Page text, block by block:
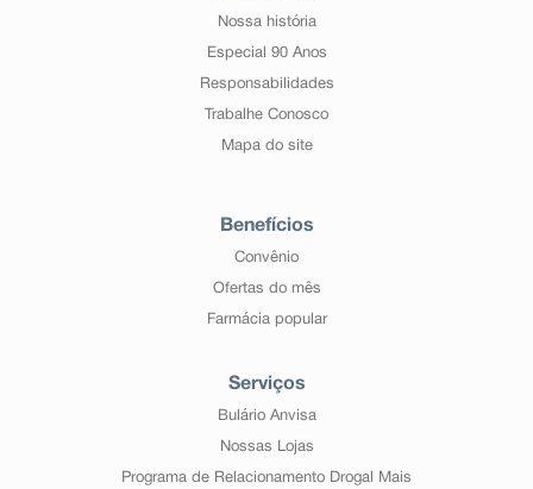
Nossa história
Especial 90 Anos
Responsabilidades
Trabalhe Conosco
Mapa do site
Benefícios
Convênio
Ofertas do mês
Farmácia popular
Serviços
Bulário Anvisa
Nossas Lojas
Programa de Relacionamento Drogal Mais